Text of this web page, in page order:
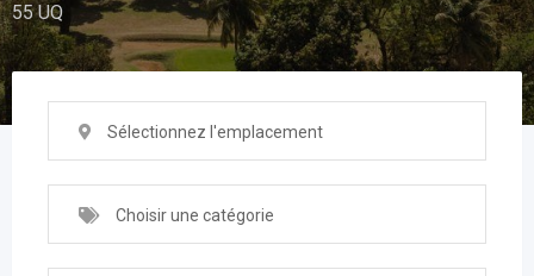
55 UQ
Sélectionnez l'emplacement
Choisir une catégorie